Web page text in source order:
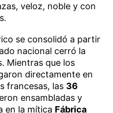
veloz, noble y con
se consolidó a partir
nacional cerró la
Mientras que los
directamente en
francesas, las 36
ensambladas y
en la mítica Fábrica